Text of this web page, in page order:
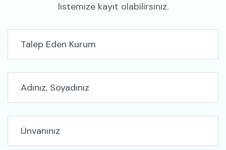
listemize kayıt olabilirsiniz.